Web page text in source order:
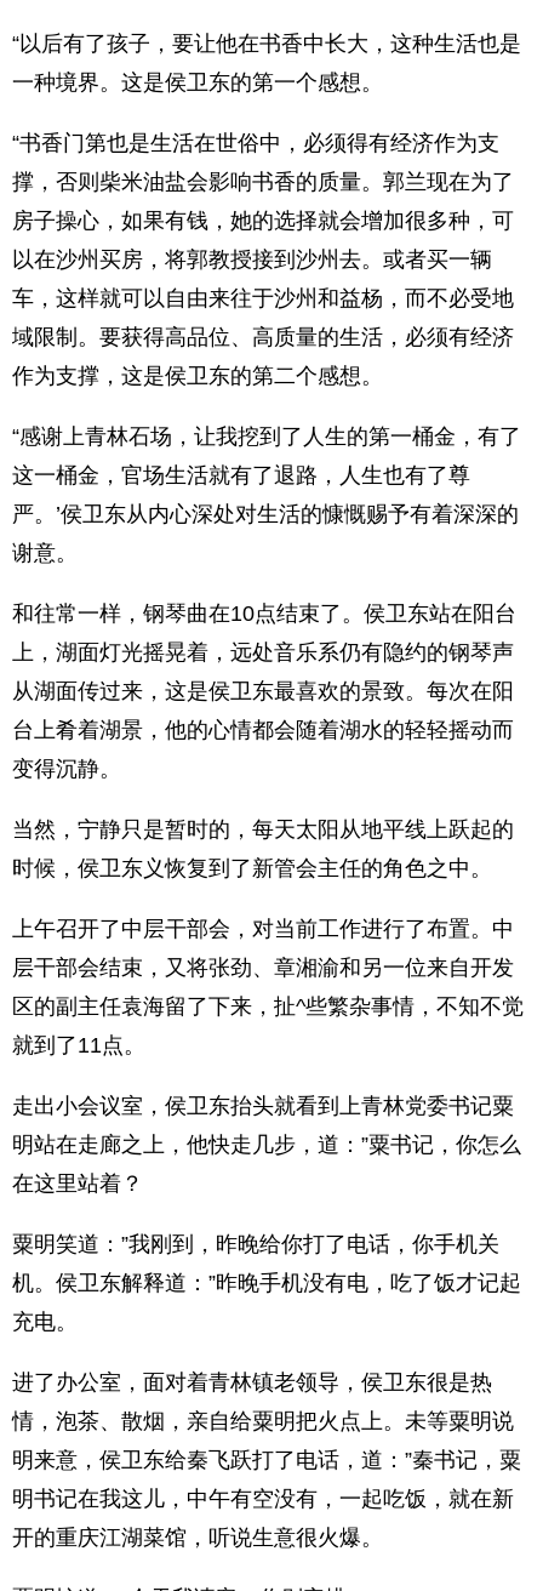
“以后有了孩子，要让他在书香中长大，这种生活也是
一种境界。这是侯卫东的第一个感想。
“书香门第也是生活在世俗中，必须得有经济作为支
撑，否则柴米油盐会影响书香的质量。郭兰现在为了
房子操心，如果有钱，她的选择就会增加很多种，可
以在沙州买房，将郭教授接到沙州去。或者买一辆
车，这样就可以自由来往于沙州和益杨，而不必受地
域限制。要获得高品位、高质量的生活，必须有经济
作为支撑，这是侯卫东的第二个感想。
“感谢上青林石场，让我挖到了人生的第一桶金，有了
这一桶金，官场生活就有了退路，人生也有了尊
严。’侯卫东从内心深处对生活的慷慨赐予有着深深的
谢意。
和往常一样，钢琴曲在10点结束了。侯卫东站在阳台
上，湖面灯光摇晃着，远处音乐系仍有隐约的钢琴声
从湖面传过来，这是侯卫东最喜欢的景致。每次在阳
台上肴着湖景，他的心情都会随着湖水的轻轻摇动而
变得沉静。
当然，宁静只是暂时的，每天太阳从地平线上跃起的
时候，侯卫东义恢复到了新管会主任的角色之中。
上午召开了中层干部会，对当前工作进行了布置。中
层干部会结束，又将张劲、章湘渝和另一位来自开发
区的副主任袁海留了下来，扯^些繁杂事情，不知不觉
就到了11点。
走出小会议室，侯卫东抬头就看到上青林党委书记粟
明站在走廊之上，他快走几步，道：”粟书记，你怎么
在这里站着？
粟明笑道：”我刚到，昨晚给你打了电话，你手机关
机。侯卫东解释道：”昨晚手机没有电，吃了饭才记起
充电。
进了办公室，面对着青林镇老领导，侯卫东很是热
情，泡茶、散烟，亲自给粟明把火点上。未等粟明说
明来意，侯卫东给秦飞跃打了电话，道：”秦书记，粟
明书记在我这儿，中午有空没有，一起吃饭，就在新
开的重庆江湖菜馆，听说生意很火爆。